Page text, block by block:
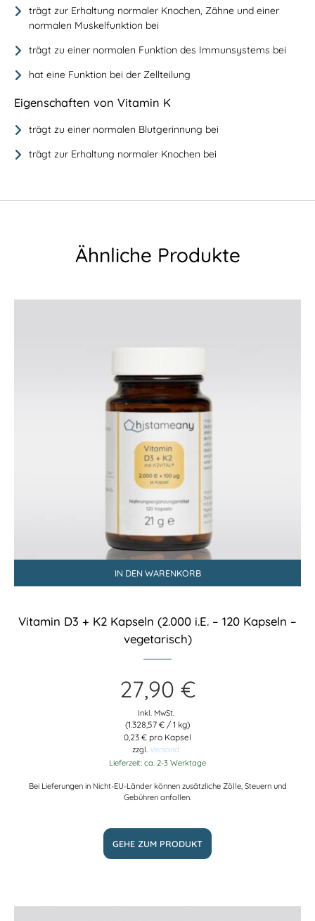
trägt zur Erhaltung normaler Knochen, Zähne und einer
normalen Muskelfunktion bei
trägt zu einer normalen Funktion des Immunsystems bei
hat eine Funktion bei der Zellteilung
Eigenschaften von Vitamin K
trägt zu einer normalen Blutgerinnung bei
trägt zur Erhaltung normaler Knochen bei
Ähnliche Produkte
IN DEN WARENKORB
Vitamin D3 + K2 Kapseln (2.000 i.E. – 120 Kapseln –
vegetarisch)
27,90 €
Inkl. MwSt.
(1.328,57 € / 1 kg)
0,23 € pro Kapsel
zzgl. Versand
Lieferzeit: ca. 2-3 Werktage
Bei Lieferungen in Nicht-EU-Länder können zusätzliche Zölle, Steuern und
Gebühren anfallen.
GEHE ZUM PRODUKT